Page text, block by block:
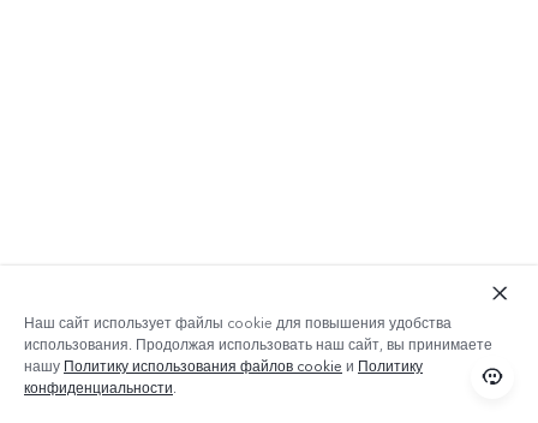
Наш сайт использует файлы cookie для повышения удобства
использования. Продолжая использовать наш сайт, вы принимаете
нашу Политику использования файлов cookie и Политику
конфиденциальности.